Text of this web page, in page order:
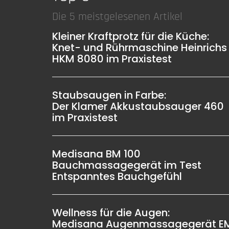
Die 5 meistgelesenen Artikel
Kleiner Kraftprotz für die Küche:
Knet- und Rührmaschine Heinrichs
HKM 8080 im Praxistest
Staubsaugen in Farbe:
Der Klamer Akkustaubsauger 460
im Praxistest
Medisana BM 100
Bauchmassagegerät im Test
Entspanntes Bauchgefühl
Wellness für die Augen:
Medisana Augenmassagegerät